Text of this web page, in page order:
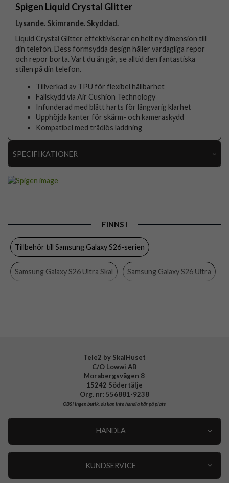
Spigen Liquid Crystal Glitter
Lysande. Skimrande. Skyddad.
Liquid Crystal Glitter effektiviserar en helt ny dimension till
din telefon. Dess formsydda design håller vardagliga repor
och repor borta. Vart du än går, se alltid den fantastiska
stilen på din telefon.
Tillverkad av TPU för flexibel hållbarhet
Fallskydd via Air Cushion Technology
Infunderad med blått harts för långvarig klarhet
Upphöjda kanter för skärm- och kameraskydd
Kompatibel med trådlös laddning
SPECIFIKATIONER
Trådlös laddning-kompatibel
Färg
Mjukplast (TPU)
FINNS I
Tillbehör till Samsung Galaxy S26-serien
Samsung Galaxy S26 Ultra Skal Samsung Galaxy S26 Ultra
Tele2 by SkalHuset
C/O Lowwi AB
Morabergsvägen 8
15242 Södertälje
Org. nr: 556881-9238
OBS!Ingen butik, du kan inte handla här på plats
HANDLA
KUNDSERVICE